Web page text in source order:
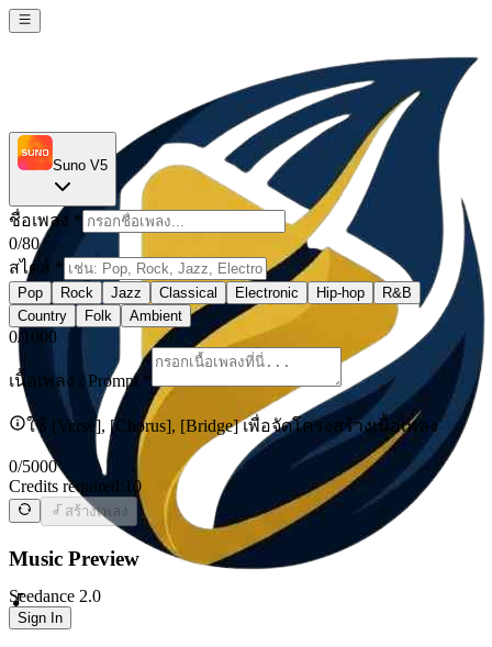
Seedance 2.0
Sign In
Suno V5
ชื่อเพลง *
0/80
สไตล์ *
Pop Rock Jazz Classical Electronic Hip-hop
R&B
Country
Folk Ambient
0/1000
เนื้อเพลง / Prompt*
ใช้ [Verse], [Chorus], [Bridge] เพื่อจัดโครงสร้างเนื้อเพลง
0/5000
Credits required: 10
สร้างเพลง
Music Preview